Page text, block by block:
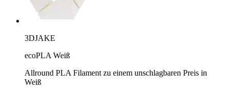
3DJAKE
ecoPLA Weiß
Allround PLA Filament zu einem unschlagbaren Preis in
Weiß